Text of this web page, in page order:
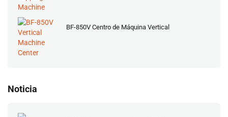
BF-850V Centro de Máquina Vertical
Noticia